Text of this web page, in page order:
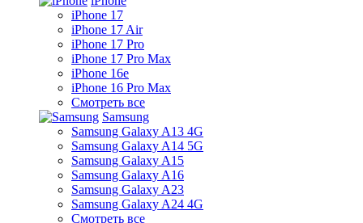
iPhone 17
iPhone 17 Air
iPhone 17 Pro
iPhone 17 Pro Max
iPhone 16e
iPhone 16 Pro Max
Смотреть все
Samsung
Samsung Galaxy A13 4G
Samsung Galaxy A14 5G
Samsung Galaxy A15
Samsung Galaxy A16
Samsung Galaxy A23
Samsung Galaxy A24 4G
Смотреть все